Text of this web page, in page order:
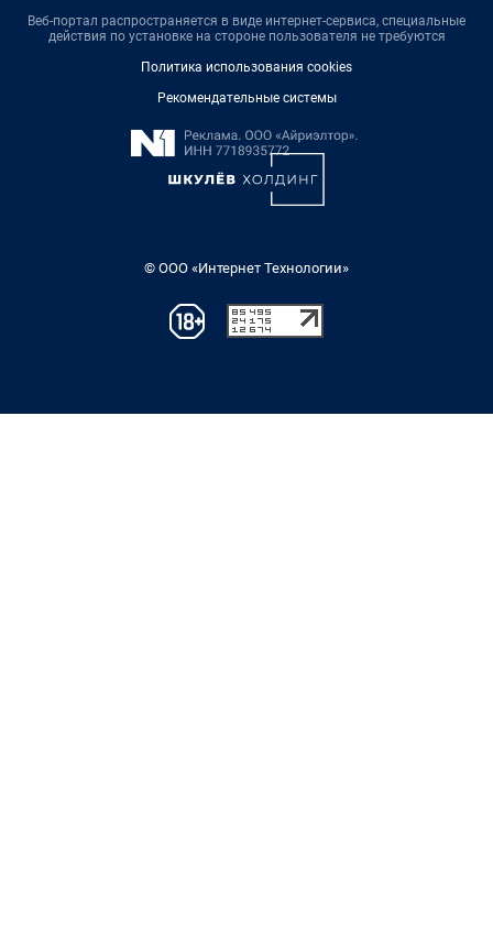
Веб-портал распространяется в виде интернет-сервиса, специальные
действия по установке на стороне пользователя не требуются
Политика использования cookies
Рекомендательные системы
© ООО «Интернет Технологии»